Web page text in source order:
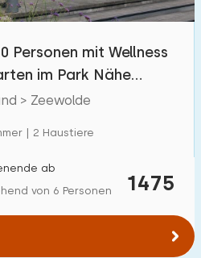
Personen mit Wellness
im Park Nähe
> Zeewolde
| 2 Haustiere
1475
ab
von 6 Personen